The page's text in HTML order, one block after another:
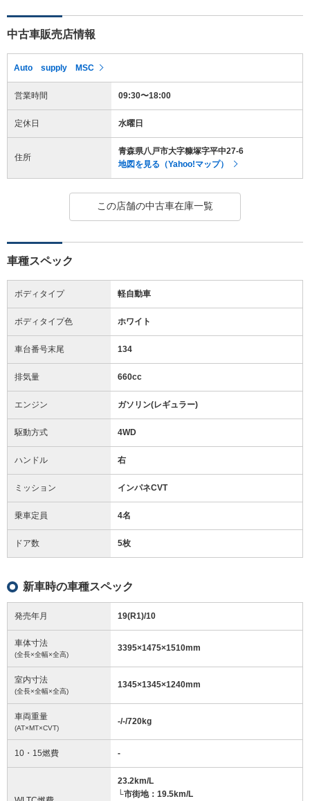
中古車販売店情報
Auto supply MSC
営業時間 09:30〜18:00
定休日 水曜日
住所
青森県八戸市大字糠塚字平中27-6
地図を見る（Yahoo!マップ）
この店舗の中古車在庫一覧
車種スペック
ボディタイプ 軽自動車
ボディタイプ色 ホワイト
車台番号末尾 134
排気量 660cc
エンジン ガソリン(レギュラー)
駆動方式 4WD
ハンドル 右
ミッション インパネCVT
乗車定員 4名
ドア数 5枚
新車時の車種スペック
発売年月 19(R1)/10
車体寸法
(全長×全幅×全高)
3395×1475×1510mm
室内寸法
(全長×全幅×全高)
1345×1345×1240mm
車両重量
(AT×MT×CVT)
-/-/720kg
10・15燃費 -
23.2km/L
└市街地：19.5km/L